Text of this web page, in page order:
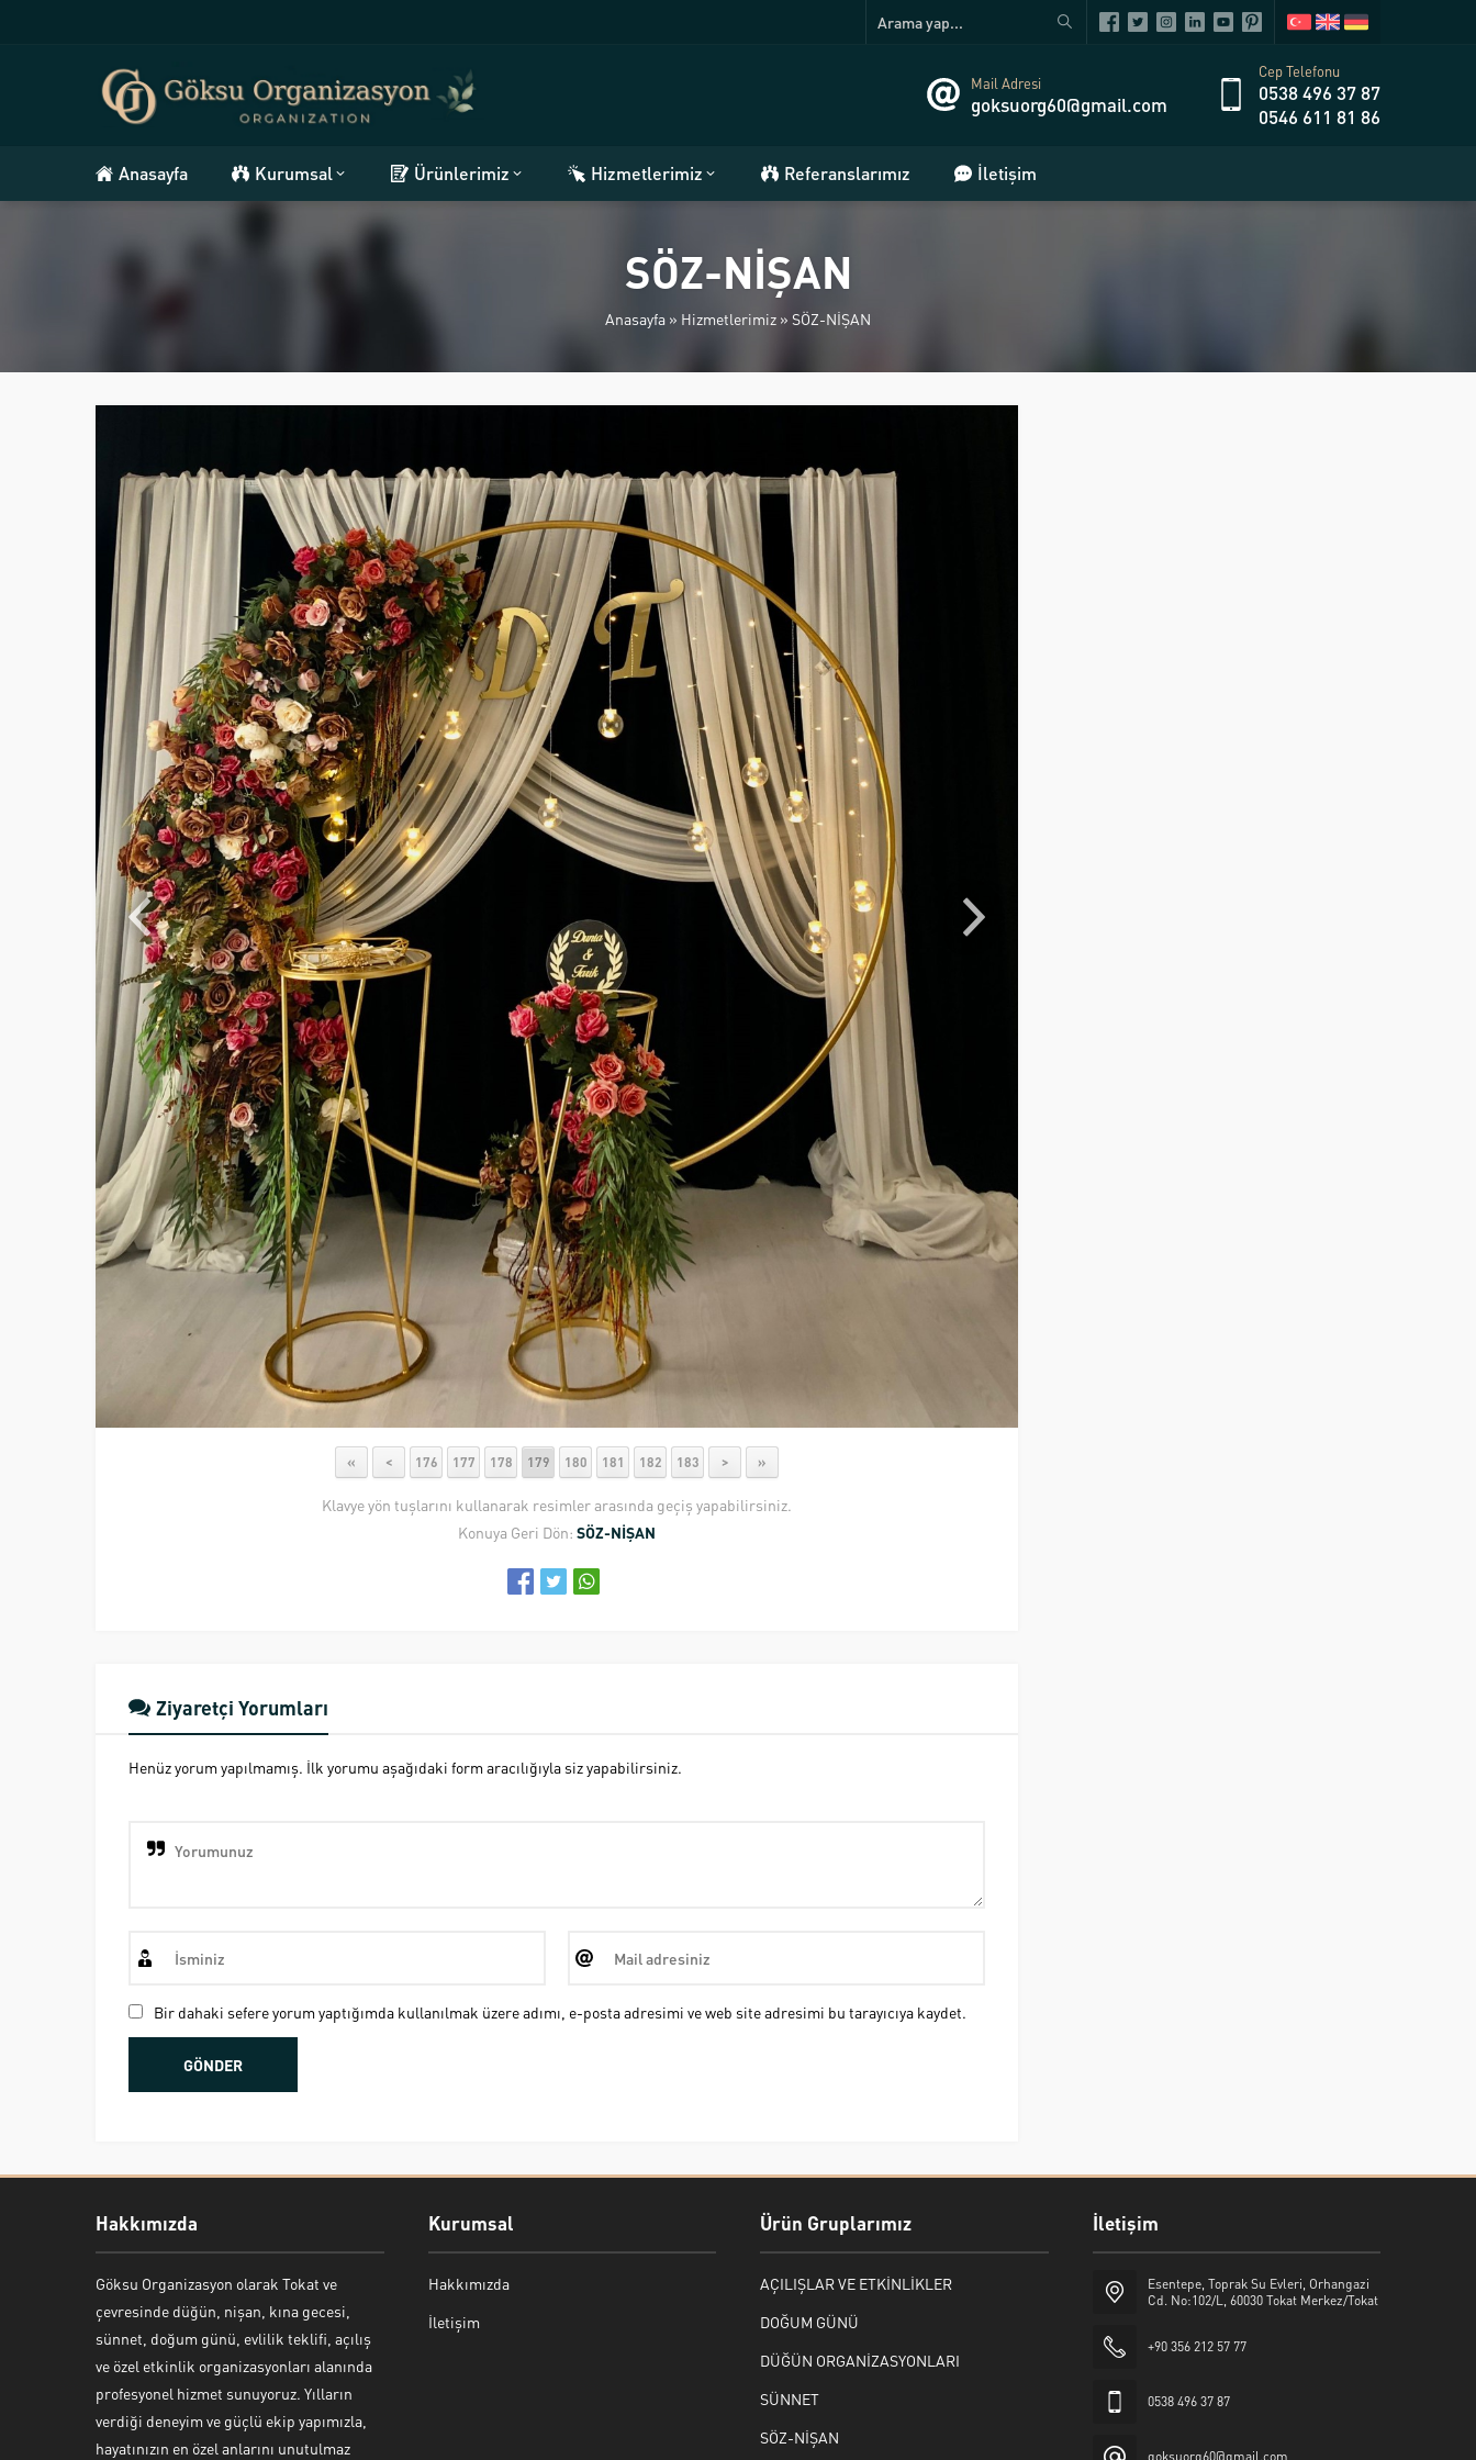
Mail Adresi
goksuorg60@gmail.com
Cep Telefonu
0538 496 37 87
0546 611 81 86
Anasayfa Kurumsal Ürünlerimiz Hizmetlerimiz Referanslarımız İletişim
SÖZ-NİŞAN
Anasayfa » Hizmetlerimiz » SÖZ-NİŞAN
« < 176 177 178 179 180 181 182 183 > »
Klavye yön tuşlarını kullanarak resimler arasında geçiş yapabilirsiniz.
Konuya Geri Dön: SÖZ-NİŞAN
Ziyaretçi Yorumları
Henüz yorum yapılmamış. İlk yorumu aşağıdaki form aracılığıyla siz yapabilirsiniz.
Bir dahaki sefere yorum yaptığımda kullanılmak üzere adımı, e-posta adresimi ve web site adresimi bu tarayıcıya kaydet.
Hakkımızda
Göksu Organizasyon olarak Tokat ve
çevresinde düğün, nişan, kına gecesi,
sünnet, doğum günü, evlilik teklifi, açılış
ve özel etkinlik organizasyonları alanında
profesyonel hizmet sunuyoruz. Yılların
verdiği deneyim ve güçlü ekip yapımızla,
hayatınızın en özel anlarını unutulmaz
Kurumsal
Hakkımızda
İletişim
Ürün Gruplarımız
AÇILIŞLAR VE ETKİNLİKLER
DOĞUM GÜNÜ
DÜĞÜN ORGANİZASYONLARI
SÜNNET
SÖZ-NİŞAN
İletişim
Esentepe, Toprak Su Evleri, Orhangazi
Cd. No:102/L, 60030 Tokat Merkez/Tokat
+90 356 212 57 77
0538 496 37 87
goksuorg60@gmail.com
Bekir Kiper
Cevap Yaz